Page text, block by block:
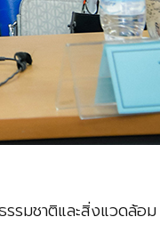
รมชาติและสิ่งแวดล้อม